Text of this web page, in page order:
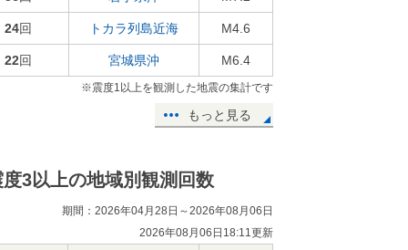
24回 トカラ列島近海 M4.6
22回 宮城県沖 M6.4
※震度1以上を観測した地震の集計です
もっと見る
度3以上の地域別観測回数
期間：2026年04月28日～2026年08月06日
2026年08月06日18:11更新